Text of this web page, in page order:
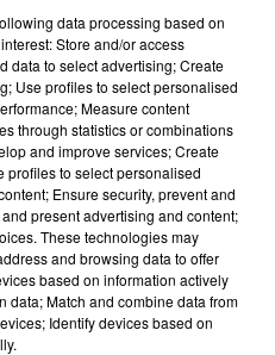
premier ministre
choix selon le député
Fiévet.
l’expérimentation
chômeur de longue durée.
hier L'ESIAM de
les 19, 20 et 21
avec la 11ème
data processing based on
Store and/or access
data to select advertising; Create
Use profiles to select personalised
Measure content
through statistics or combinations
and improve services; Create
profiles to select personalised
Ensure security, prevent and
present advertising and content;
These technologies may
and browsing data to offer
based on information actively
data; Match and combine data from
Identify devices based on